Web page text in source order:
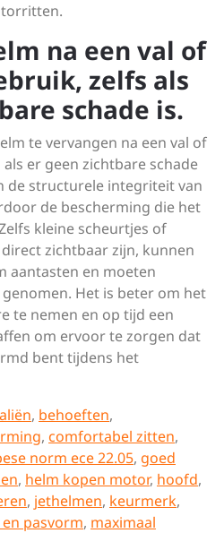
na een val of
zelfs als
schade is.
te vervangen na een val of
er geen zichtbare schade
de structurele integriteit van
de bescherming die het
kleine scheurtjes of
zichtbaar zijn, kunnen
aantasten en moeten
Het is beter om het
te nemen en op tijd een
om ervoor te zorgen dat
bent tijdens het
, behoeften,
, comfortabel zitten,
norm ece 22.05, goed
, helm kopen motor, hoofd,
, jethelmen, keurmerk,
pasvorm, maximaal